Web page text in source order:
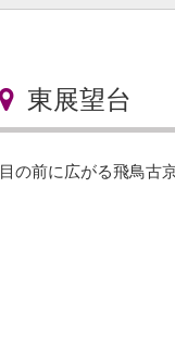
東展望台
目の前に広がる飛鳥古